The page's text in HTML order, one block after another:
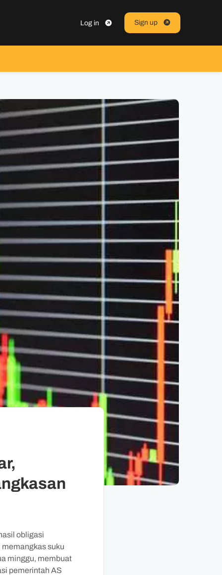
Log in Sign up
obligasi
suku
minggu, membuat
pemerintah AS